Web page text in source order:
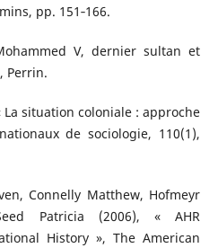
pp. 151‑166.
V, dernier sultan et
Perrin.
La situation coloniale : approche
de sociologie, 110(1),
Connelly Matthew, Hofmeyr
Patricia (2006), « AHR
History », The American